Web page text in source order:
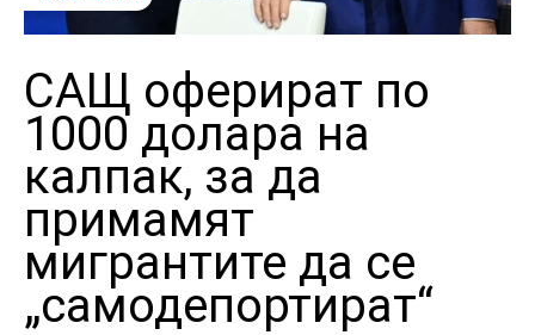
САЩ оферират по
1000 долара на
калпак, за да
примамят
мигрантите да се
„самодепортират“